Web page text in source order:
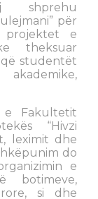
shprehu
për
projektet e
theksuar
studentët
e Fakultetit
“Hivzi
leximit dhe
do
e
botimeve,
si dhe